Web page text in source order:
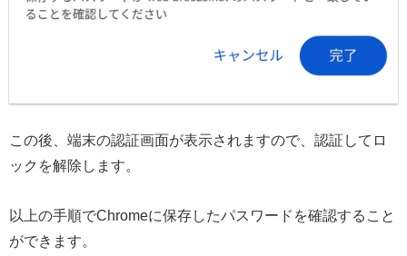
この後、端末の認証画面が表示されますので、認証してロ
ックを解除します。
以上の手順でChromeに保存したパスワードを確認すること
ができます。